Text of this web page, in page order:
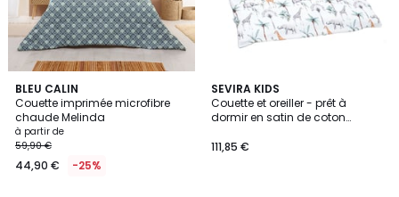
BLEU CALIN
Couette imprimée microfibre
chaude Melinda
à partir de
59,90 €
44,90 € -25%
SEVIRA KIDS
Couette et oreiller - prêt à
dormir en satin de coton
111,85 €
4,5
/ 5